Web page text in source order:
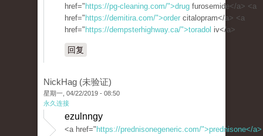
href=" https://pg-cleaning.com/">drug furosemide</a> <a
href=" https://demitira.com/">order citalopram</a> <a
href=" https://dempsterhighway.ca/">toradol iv</a>
回复
NickHag (未验证)
星期一, 04/22/2019 - 08:50
永久连接
ezulnngy
<a href=" https://prednisonegeneric.com/">prednisone</a>